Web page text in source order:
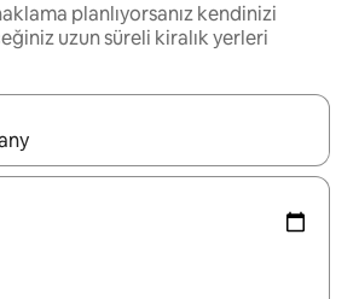
planlıyorsanız kendinizi
uzun süreli kiralık yerleri
olduğunda yukarı ve aşağı oklarıyla